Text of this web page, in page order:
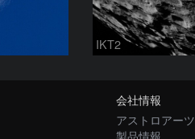
IKT2
会社情報
アストロアーツ
製品情報